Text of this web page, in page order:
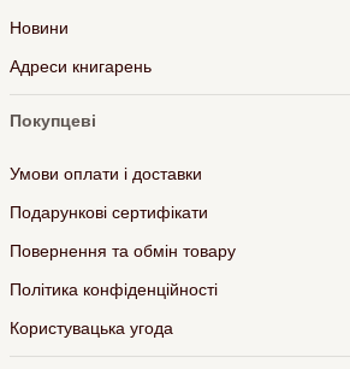
Новини
Адреси книгарень
Покупцеві
Умови оплати і доставки
Подарункові сертифікати
Повернення та обмін товару
Політика конфіденційності
Користувацька угода